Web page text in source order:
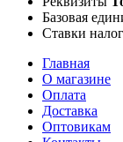
Базовая
Ставки
Главная
О магазине
Оплата
Доставка
Оптовикам